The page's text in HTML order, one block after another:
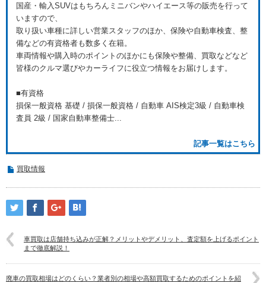
国産・輸入SUVはもちろんミニバンやハイエース等の販売を行って
いますので、
取り扱い車種に詳しい営業スタッフのほか、保険や自動車検査、整
備などの有資格者も数多く在籍。
車両情報や購入時のポイントのほかにも保険や整備、買取などなど
皆様のクルマ選びやカーライフに役立つ情報をお届けします。
■有資格
損保一般資格 基礎 / 損保一般資格 / 自動車 AIS検定3級 / 自動車検
査員 2級 / 国家自動車整備士...
記事一覧はこちら
買取情報
車買取は店舗持ち込みが正解？メリットやデメリット、査定額を上げるポイント
まで徹底解説！
廃車の買取相場はどのくらい？業者別の相場や高額買取するためのポイントを紹